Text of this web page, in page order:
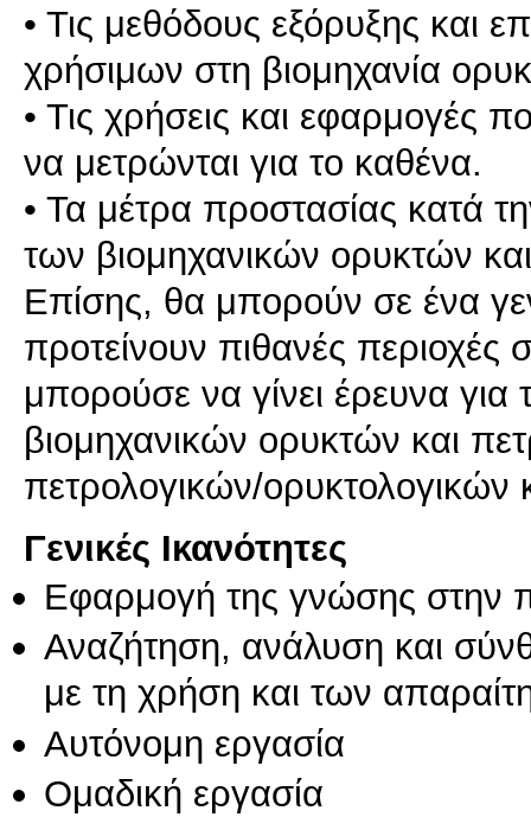
• Τις μεθόδους εξόρυξης και
χρήσιμων στη βιομηχανία
• Τις χρήσεις και εφαρμογές
να μετρώνται για το καθένα.
• Τα μέτρα προστασίας κατά
των βιομηχανικών ορυκτών
Επίσης, θα μπορούν σε ένα
προτείνουν πιθανές
μπορούσε να γίνει έρευνα για
βιομηχανικών ορυκτών και
Γενικές Ικανότητες
Εφαρμογή της γνώσης στην
Αναζήτηση, ανάλυση και
με τη χρήση και των
Αυτόνομη εργασία
Ομαδική εργασία